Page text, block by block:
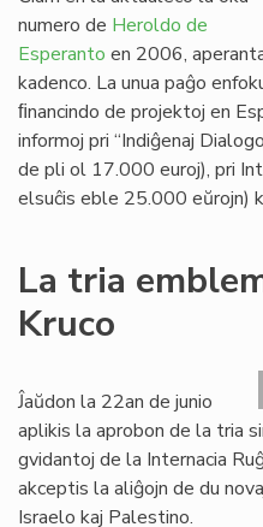
numero de Heroldo de
Esperanto en 2006,
kadenco. La unua paĝo
ﬁnancindo de projektoj en
informoj pri “Indiĝenaj
de pli ol 17.000 euroj), pri
elsuĉis eble 25.000 eŭrojn)
La tria
Kruco
Ĵaŭdon la 22an de junio
aplikis la aprobon de la tria
gvidantoj de la Internacia
akceptis la aliĝojn de du
Israelo kaj Palestino.